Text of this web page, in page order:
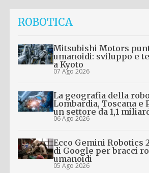
ROBOTICA
Mitsubishi Motors
umanoidi: sviluppo e
a Kyoto
07 Ago 2026
La geografia della
Lombardia, Toscana e
un settore da 1,1
06 Ago 2026
Ecco Gemini Robotics
di Google per bracci
umanoidi
05 Ago 2026